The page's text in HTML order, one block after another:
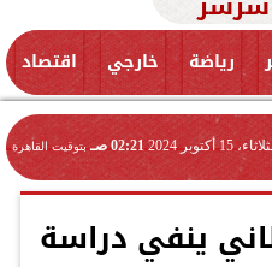
رياضة خارجي اقتصاد
15 أكتوبر 2024 02:21 صـ بتوقيت القاهرة
ينفي دراسة